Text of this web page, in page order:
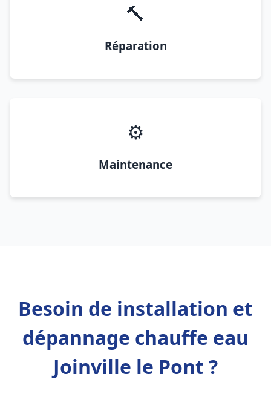
🔨
Réparation
⚙️
Maintenance
Besoin de installation et
dépannage chauffe eau
Joinville le Pont ?